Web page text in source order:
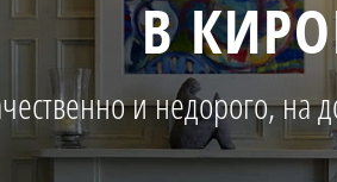
В
и недорого, на